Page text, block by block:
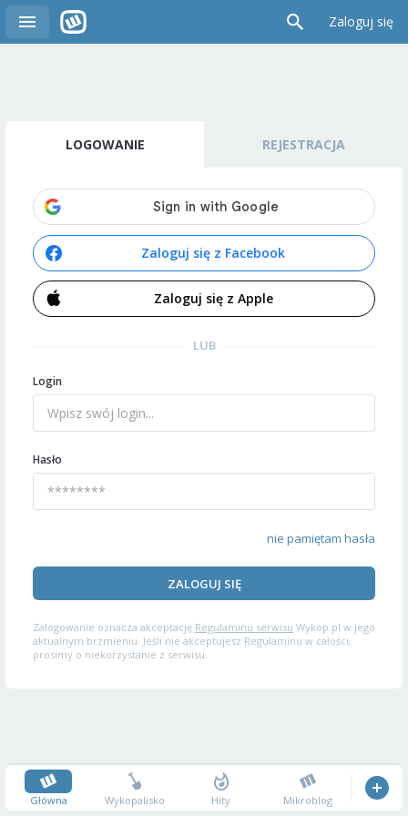
Zaloguj się
LOGOWANIE REJESTRACJA
Zaloguj się z Facebook
Zaloguj się z Apple
LUB
Login
Hasło
nie pamiętam hasła
ZALOGUJ SIĘ
Zalogowanie oznacza akceptację Regulaminu serwisu Wykop.pl w jego
aktualnym brzmieniu. Jeśli nie akceptujesz Regulaminu w całości,
prosimy o niekorzystanie z serwisu.
Główna Wykopalisko Hity Mikroblog